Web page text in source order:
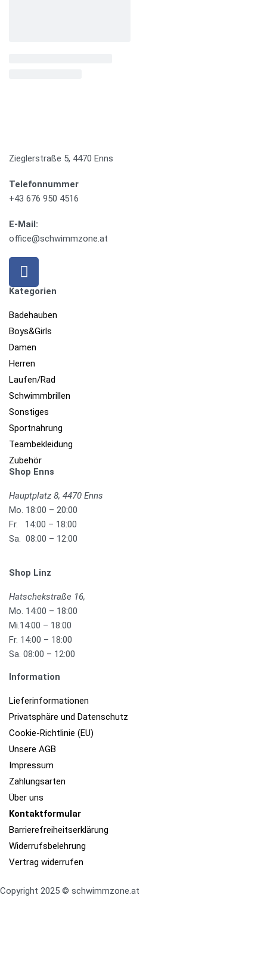
Zieglerstraße 5, 4470 Enns
Telefonnummer
+43 676 950 4516
E-Mail:
office@schwimmzone.at
Kategorien
Badehauben
Boys&Girls
Damen
Herren
Laufen/Rad
Schwimmbrillen
Sonstiges
Sportnahrung
Teambekleidung
Zubehör
Shop Enns
Hauptplatz 8, 4470 Enns
Mo. 18:00 – 20:00
Fr. 14:00 – 18:00
Sa. 08:00 – 12:00
Shop Linz
Hatschekstraße 16,
Mo. 14:00 – 18:00
Mi.14:00 – 18:00
Fr. 14:00 – 18:00
Sa. 08:00 – 12:00
Information
Lieferinformationen
Privatsphäre und Datenschutz
Cookie-Richtlinie (EU)
Unsere AGB
Impressum
Zahlungsarten
Über uns
Kontaktformular​
Barrierefreiheits­erklärung
Widerrufsbelehrung
Vertrag widerrufen
Copyright 2025 © schwimmzone.at